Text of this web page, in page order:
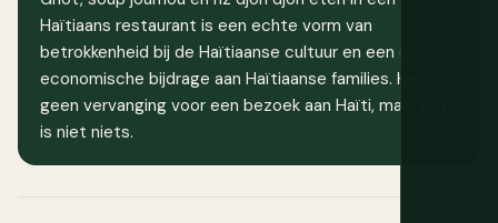
Haïtiaans restaurant is een echte vorm van
betrokkenheid bij de Haïtiaanse cultuur en een directe
economische bijdrage aan Haïtiaanse families. Het is
geen vervanging voor een bezoek aan Haïti, maar het
is niet niets.